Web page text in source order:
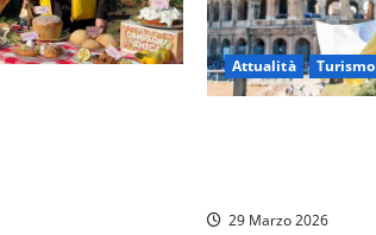
Attualità Turismo
29 Marzo 2026